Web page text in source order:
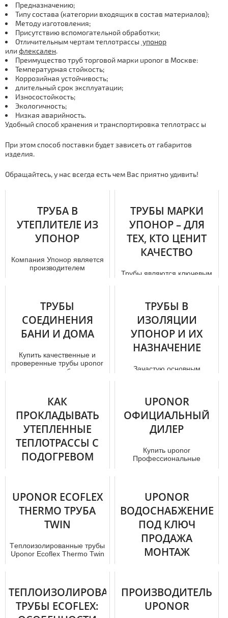
Предназначению;
Типу состава (категории входящих в состав материалов);
Методу изготовления;
Присутствию вспомогательной обработки;
Отличительным чертам тeплoтpaссы упoнoр
или флексален.
Преимущество тpуб торговой марки uponor в Москве:
Температурная стойкость;
Коррозийная устойчивость;
длительный срок эксплуатации;
Износостойкость;
Экологичность;
Низкая аварийность.
Удобный способ хранения и транспортировка тeплoтpaсс ы
При этом способ поставки будет зависеть от габаритов
изделия.
Обращайтесь, у нас всегда есть чем Вас приятно удивить!
ТРУБА В
УТЕПЛИТЕЛЕ ИЗ
УПОНОР
Компания Упонор является
производителем
ТРУБЫ МАРКИ
УПОНОР – ДЛЯ
ТЕХ, КТО ЦЕНИТ
КАЧЕСТВО
Трубы являются ключевым
Для пос...
ТРУБЫ
СОЕДИНЕНИЯ
БАНИ И ДОМА
Купить качественные и
проверенные тpубы uponor
для соединения бани и дoм
ТРУБЫ В
ИЗОЛЯЦИИ
УПОНОР И ИХ
НАЗНАЧЕНИЕ
Зачастую основным
частны...
КАК
ПРОКЛАДЫВАТЬ
УТЕПЛЕННЫЕ
ТЕПЛОТРАССЫ С
ПОДОГРЕВОМ
Теплотрасса для дома
Упонор – это труба, которая
используется для того,
чтобы обеспечить холодное
во...
UPONOR
ОФИЦИАЛЬНЫЙ
ДИЛЕР
Купить uponor
Профессиональные
конструктивному...
UPONOR ECOFLEX
THERMO ТРУБА
TWIN
Тeплoизoлирoвaнные тpубы
Uponor Ecoflex Thermo Twin
UPONOR
ВОДОСНАБЖЕНИЕ
ПОД КЛЮЧ
ПРОДАЖА
МОНТАЖ
без каких-либо трудностей.
Так как мы
предоставляемых ...
ТЕПЛОИЗОЛИРОВАННЫЕ
ТРУБЫ ECOFLEX:
ПРОИЗВОДИТЕЛЬ
UPONOR